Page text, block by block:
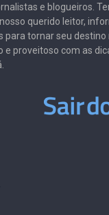
e blogueiros.
querido leitor,
para tornar seu
e proveitoso com as